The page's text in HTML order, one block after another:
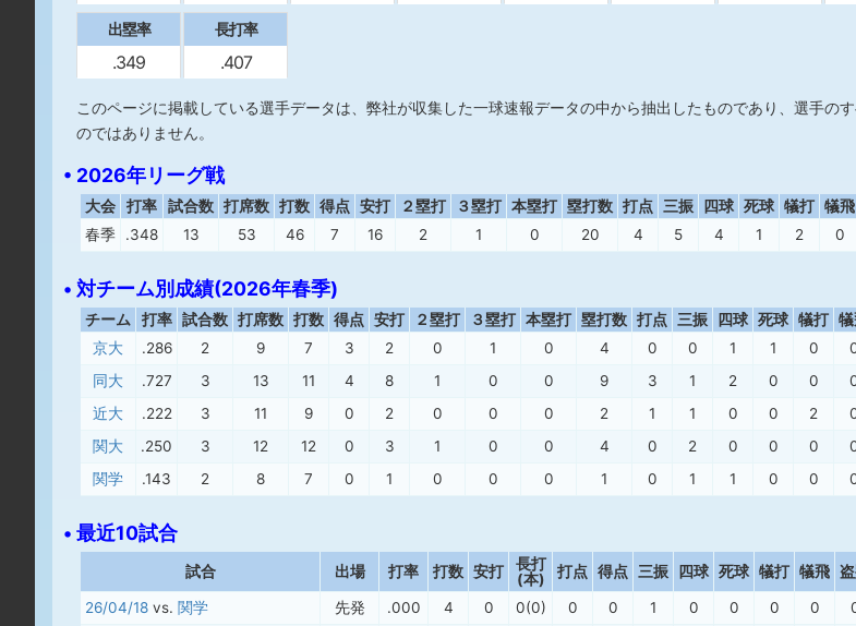
出塁率
.349
長打率
.407
このページに掲載している選手データは、弊社が収集した一球速報データの中から抽出したものであり、選手の
のではありません。
• 2026年リーグ戦
大会 打率 試合数 打席数 打数 得点 安打 ２塁打 ３塁打 本塁打 塁打数 打点 三振 四球 死球 犠打 犠飛
春季
.348 13 53 46 7 16 2 1 0 20 4 5 4 1 2 0
• 対チーム別成績(2026年春季)
チーム 打率 試合数 打席数 打数 得点 安打 ２塁打 ３塁打 本塁打 塁打数 打点 三振 四球 死球 犠打
京大
.286 2 9 7 3 2 0 1 0 4 0 0 1 1 0
同大
.727 3 13 11 4 8 1 0 0 9 3 1 2 0 0
近大
.222 3 11 9 0 2 0 0 0 2 1 1 0 0 2
関大
.250 3 12 12 0 3 1 0 0 4 0 2 0 0 0
関学
.143 2 8 7 0 1 0 0 0 1 0 1 1 0 0
• 最近10試合
試合 出場 打率 打数 安打
長打
(本)
打点 得点 三振 四球 死球 犠打 犠飛
26/04/18 vs. 関学 先発 .000 4 0 0(0) 0 0 1 0 0 0 0